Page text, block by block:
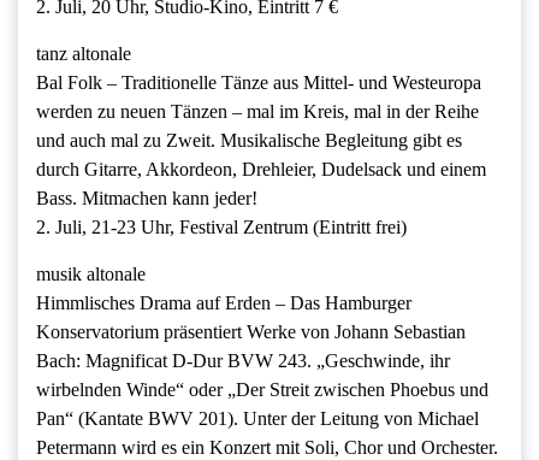
2. Juli, 20 Uhr, Studio-Kino, Eintritt 7 €
tanz altonale
Bal Folk – Traditionelle Tänze aus Mittel- und Westeuropa
werden zu neuen Tänzen – mal im Kreis, mal in der Reihe
und auch mal zu Zweit. Musikalische Begleitung gibt es
durch Gitarre, Akkordeon, Drehleier, Dudelsack und einem
Bass. Mitmachen kann jeder!
2. Juli, 21-23 Uhr, Festival Zentrum (Eintritt frei)
musik altonale
Himmlisches Drama auf Erden – Das Hamburger
Konservatorium präsentiert Werke von Johann Sebastian
Bach: Magnificat D-Dur BVW 243. „Geschwinde, ihr
wirbelnden Winde“ oder „Der Streit zwischen Phoebus und
Pan“ (Kantate BWV 201). Unter der Leitung von Michael
Petermann wird es ein Konzert mit Soli, Chor und Orchester.